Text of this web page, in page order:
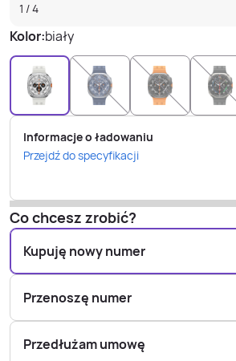
1 /4
Kolor:biały
Informacje o ładowaniu
Przejdź do specyfikacji
Co chcesz zrobić?
Kupuję nowy numer
Przenoszę numer
Przedłużam umowę